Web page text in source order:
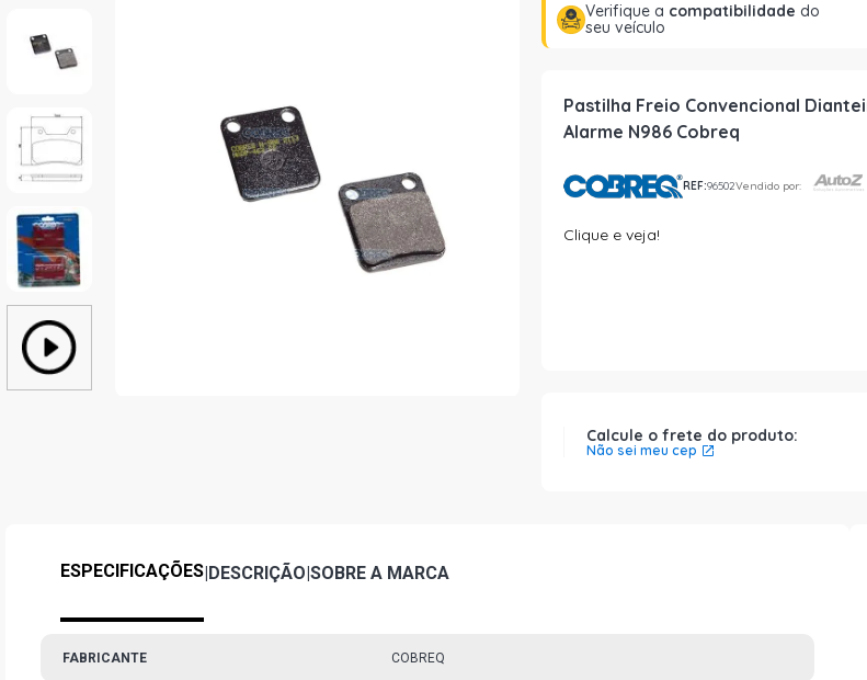
Verifique a compatibilidade do
seu veículo
Pastilha Freio Convencional
Alarme N986 Cobreq
REF:96502Vendido por:
Clique e veja!
Calcule o frete do produto:
Não sei meu cep
ESPECIFICAÇÕES|DESCRIÇÃO|SOBRE A MARCA
FABRICANTE COBREQ